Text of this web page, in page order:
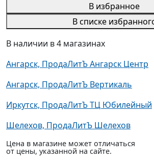
В избранное
В списке
В наличии в 4 магазинах
Ангарск, ПродаЛитЪ Ангарск Центр
Ангарск, ПродаЛитЪ Вертикаль
Иркутск, ПродаЛитЪ ТЦ Юбилейный
Шелехов, ПродаЛитЪ Шелехов
Цена в магазине может отличаться
от цены, указанной на сайте.